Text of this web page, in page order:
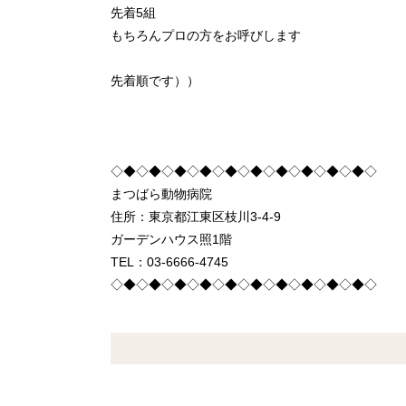
先着5組
もちろんプロの方をお呼びします
先着順です））
◇◆◇◆◇◆◇◆◇◆◇◆◇◆◇◆◇◆◇◆◇
まつばら動物病院
住所：東京都江東区枝川3-4-9
ガーデンハウス照1階
TEL：03-6666-4745
◇◆◇◆◇◆◇◆◇◆◇◆◇◆◇◆◇◆◇◆◇